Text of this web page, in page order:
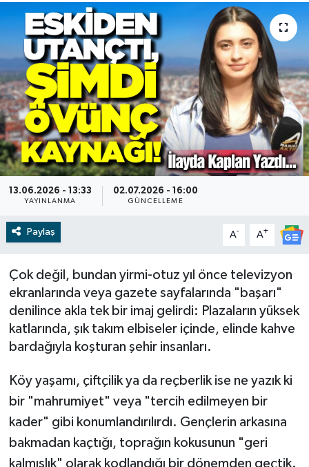
13.06.2026 - 13:33
YAYINLANMA
02.07.2026 - 16:00
GÜNCELLEME
Paylaş A- A+
Çok değil, bundan yirmi-otuz yıl önce televizyon
ekranlarında veya gazete sayfalarında "başarı"
denilince akla tek bir imaj gelirdi: Plazaların yüksek
katlarında, şık takım elbiseler içinde, elinde kahve
bardağıyla koşturan şehir insanları.
Köy yaşamı, çiftçilik ya da reçberlik ise ne yazık ki
bir "mahrumiyet" veya "tercih edilmeyen bir
kader" gibi konumlandırılırdı. Gençlerin arkasına
bakmadan kaçtığı, toprağın kokusunun "geri
kalmışlık" olarak kodlandığı bir dönemden geçtik.
RESMİ İLAN
BİLİM VE TEKNOLOJİ
RESMİ İLAN
Yaşam
Tarih
Çevre
Dünya
İletişim
Künye
SPOR
Vefat
Video